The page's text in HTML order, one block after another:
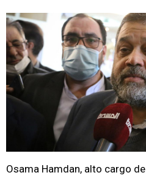
Osama Hamdan, alto cargo